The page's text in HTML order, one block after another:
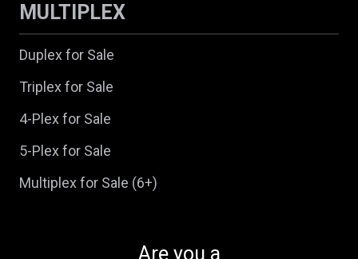
MULTIPLEX
Duplex for Sale
Triplex for Sale
4-Plex for Sale
5-Plex for Sale
Multiplex for Sale (6+)
Are you a